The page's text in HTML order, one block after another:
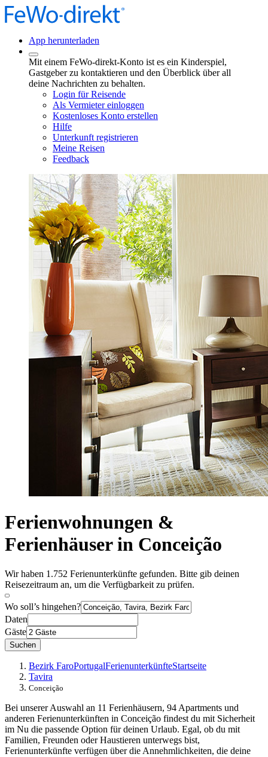
App herunterladen
Mit einem FeWo-direkt-Konto ist es ein Kinderspiel,
Gastgeber zu kontaktieren und den Überblick über all
deine Nachrichten zu behalten.
Login für Reisende
Als Vermieter einloggen
Kostenloses Konto erstellen
Hilfe
Unterkunft registrieren
Meine Reisen
Feedback
Ferienwohnungen &
Ferienhäuser in Conceição
Wir haben 1.752 Ferienunterkünfte gefunden. Bitte gib deinen
Reisezeitraum an, um die Verfügbarkeit zu prüfen.
Wo soll’s hingehen?
Daten
Gäste
Suchen
Bezirk FaroPortugalFerienunterkünfteStartseite
Tavira
Conceição
Bei unserer Auswahl an 11 Ferienhäusern, 94 Apartments und
anderen Ferienunterkünften in Conceição findest du mit Sicherheit
im Nu die passende Option für deinen Urlaub. Egal, ob du mit
Familien, Freunden oder Haustieren unterwegs bist,
Ferienunterkünfte verfügen über die Annehmlichkeiten, die deine